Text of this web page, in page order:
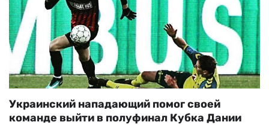
Украинский нападающий помог своей
команде выйти в полуфинал Кубка Дании